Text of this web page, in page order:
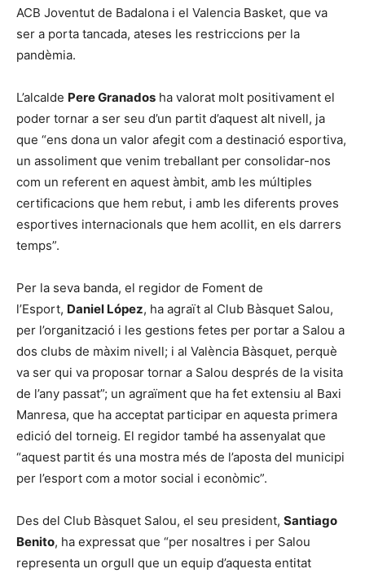
ACB Joventut de Badalona i el Valencia Basket, que va
ser a porta tancada, ateses les restriccions per la
pandèmia.
L’alcalde Pere Granados ha valorat molt positivament el
poder tornar a ser seu d’un partit d’aquest alt nivell, ja
que “ens dona un valor afegit com a destinació esportiva,
un assoliment que venim treballant per consolidar-nos
com un referent en aquest àmbit, amb les múltiples
certificacions que hem rebut, i amb les diferents proves
esportives internacionals que hem acollit, en els darrers
temps”.
Per la seva banda, el regidor de Foment de
l’Esport, Daniel López, ha agraït al Club Bàsquet Salou,
per l’organització i les gestions fetes per portar a Salou a
dos clubs de màxim nivell; i al València Bàsquet, perquè
va ser qui va proposar tornar a Salou després de la visita
de l’any passat”; un agraïment que ha fet extensiu al Baxi
Manresa, que ha acceptat participar en aquesta primera
edició del torneig. El regidor també ha assenyalat que
“aquest partit és una mostra més de l’aposta del municipi
per l’esport com a motor social i econòmic”.
Des del Club Bàsquet Salou, el seu president, Santiago
Benito, ha expressat que “per nosaltres i per Salou
representa un orgull que un equip d’aquesta entitat